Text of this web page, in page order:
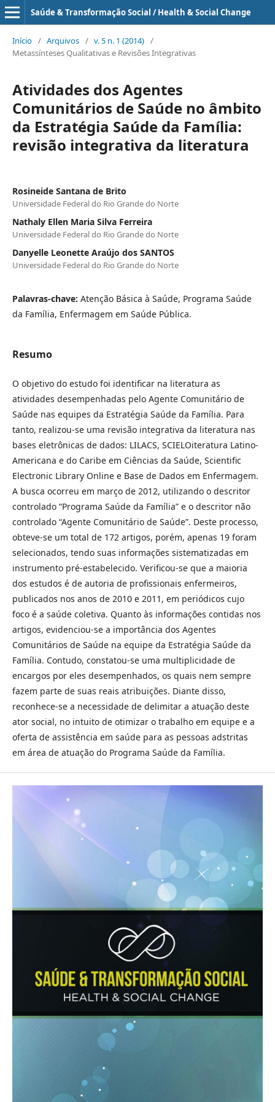
Saúde & Transformação Social / Health & Social Change
Início / Arquivos / v. 5 n. 1 (2014) /
Metassínteses Qualitativas e Revisões Integrativas
Atividades dos Agentes
Comunitários de Saúde no âmbito
da Estratégia Saúde da Família:
revisão integrativa da literatura
Rosineide Santana de Brito
Universidade Federal do Rio Grande do Norte
Nathaly Ellen Maria Silva Ferreira
Universidade Federal do Rio Grande do Norte
Danyelle Leonette Araújo dos SANTOS
Universidade Federal do Rio Grande do Norte
Palavras-chave: Atenção Básica à Saúde, Programa Saúde
da Família, Enfermagem em Saúde Pública.
Resumo
O objetivo do estudo foi identificar na literatura as
atividades desempenhadas pelo Agente Comunitário de
Saúde nas equipes da Estratégia Saúde da Família. Para
tanto, realizou-se uma revisão integrativa da literatura nas
bases eletrônicas de dados: LILACS, SCIELOiteratura Latino-
Americana e do Caribe em Ciências da Saúde, Scientific
Electronic Library Online e Base de Dados em Enfermagem.
A busca ocorreu em março de 2012, utilizando o descritor
controlado “Programa Saúde da Família” e o descritor não
controlado “Agente Comunitário de Saúde”. Deste processo,
obteve-se um total de 172 artigos, porém, apenas 19 foram
selecionados, tendo suas informações sistematizadas em
instrumento pré-estabelecido. Verificou-se que a maioria
dos estudos é de autoria de profissionais enfermeiros,
publicados nos anos de 2010 e 2011, em periódicos cujo
foco é a saúde coletiva. Quanto às informações contidas nos
artigos, evidenciou-se a importância dos Agentes
Comunitários de Saúde na equipe da Estratégia Saúde da
Família. Contudo, constatou-se uma multiplicidade de
encargos por eles desempenhados, os quais nem sempre
fazem parte de suas reais atribuições. Diante disso,
reconhece-se a necessidade de delimitar a atuação deste
ator social, no intuito de otimizar o trabalho em equipe e a
oferta de assistência em saúde para as pessoas adstritas
em área de atuação do Programa Saúde da Família.